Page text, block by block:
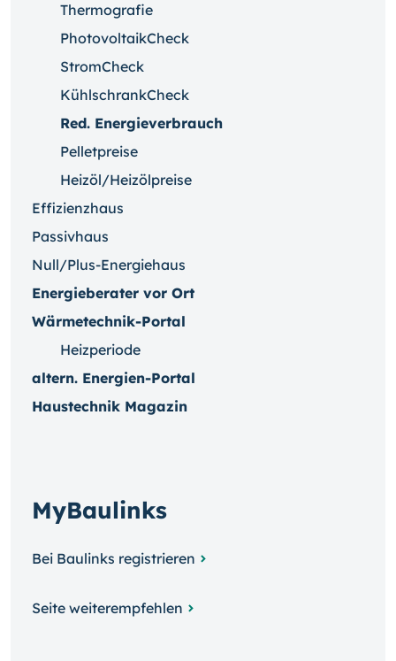
Thermografie
PhotovoltaikCheck
StromCheck
KühlschrankCheck
Red. Energieverbrauch
Pelletpreise
Heizöl/Heizölpreise
Effizienzhaus
Passivhaus
Null/Plus-Energiehaus
Energieberater vor Ort
Wärmetechnik-Portal
Heizperiode
altern. Energien-Portal
Haustechnik Magazin
MyBaulinks
Bei Baulinks registrieren
Seite weiterempfehlen